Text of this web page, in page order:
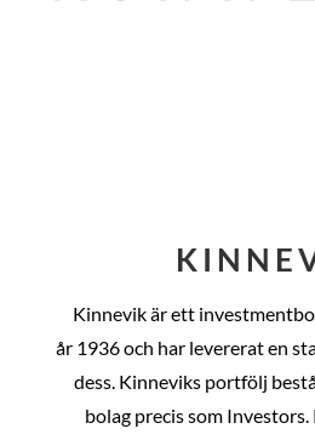
Kinnevik är ett
år 1936 och har levererat en
dess. Kinneviks portfölj
bolag precis som